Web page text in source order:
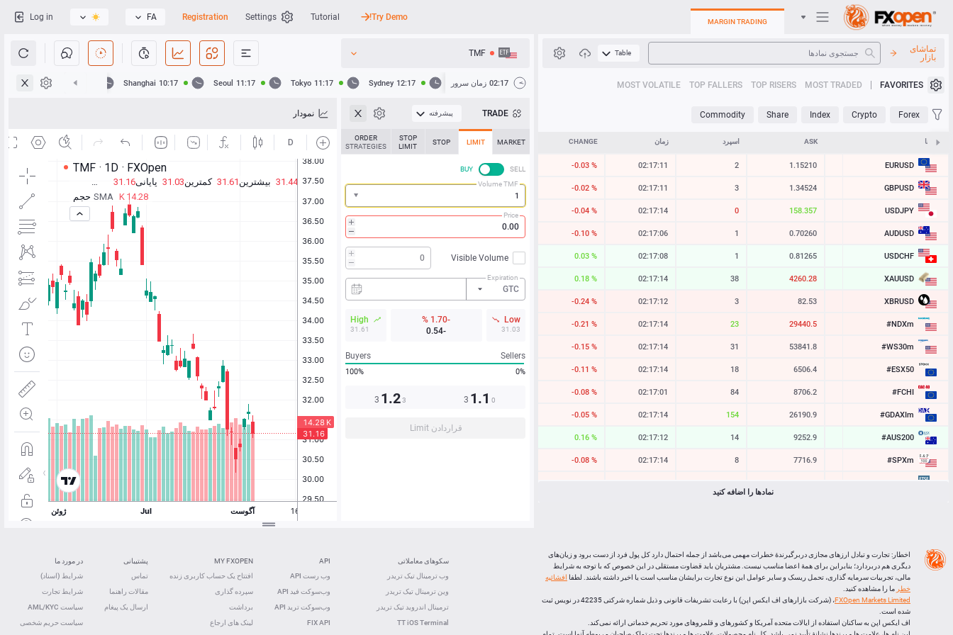
سیستم عامل های تجارت
MARGIN TRADING
Try Demo!
Tutorial
Settings
Registration
FA
Log in
تماشای
بازار
Table
FAVORITES
MOST TRADED
TOP RISERS
TOP FALLERS
MOST VOLATILE
Forex
Crypto
Index
Share
Commodity
نمادها ASK اسپرد زمان CHANGE
EURUSD
1.15208
1.15210
2
02:17:11
-0.03 %
GBPUSD
1.34521
1.34524
3
02:17:11
-0.02 %
USDJPY
158.357
158.357
0
02:17:14
-0.04 %
AUDUSD
0.70259
0.70260
1
02:17:06
-0.10 %
USDCHF
0.81264
0.81265
1
02:17:08
0.03 %
XAUUSD
4259.90
4260.28
38
02:17:14
0.18 %
XBRUSD
82.50
82.53
3
02:17:12
-0.24 %
#NDXm
29438.2
29440.5
23
02:17:14
-0.21 %
#WS30m
53838.7
53841.8
31
02:17:14
-0.15 %
#ESX50
6504.6
6506.4
18
02:17:14
-0.11 %
#FCHI
8697.8
8706.2
84
02:17:01
-0.08 %
#GDAXIm
26175.5
26190.9
154
02:17:14
-0.05 %
#AUS200
9251.5
9252.9
14
02:17:12
0.16 %
#SPXm
7716.1
7716.9
8
02:17:14
-0.08 %
LTCUSD
45.587
45.683
02:17:14
XRPUSD
1.03575
1.03735
160
02:16:46
0.23 %
ETHUSD
1905.164
1905.736
572
02:16:46
0.17 %
نمادها را اضافه کنید
TMF
02:17 زمان سرور 12:17
Sydney
11:17
Tokyo
11:17
Seoul
10:17
Shanghai
10:17
Hong Kong
TRADE پیشرفته
MARKET
LIMIT
STOP
STOP
LIMIT
ORDER
STRATEGIES
SELL
BUY
Volume TMF
Price
Visible Volume
Expiration
GTC
Low
31.03
-1.70 %
-0.54
31.61
Sellers
Buyers
0%
100%
3 1.1 0
3 1.2 3
قراردادن Limit
نمودار
سکوهای معاملاتی
وب ترمینال تیک تریدر
وین ترمینال تیک تریدر
ترمینال اندروید تیک تریدر
TT iOS Terminal
API
وب رست API
وب‌سوکت فید ‌API
وب‌سوکت ترید ‌API
FIX API
MY FXOPEN
افتتاح یک حساب کاربری زنده
سپرده گذاری
برداشت
لینک های ارجاع
پشتیبانی
تماس
مقالات راهنما
ارسال یک پیغام
در مورد ما
شرایط (اسناد)
شرایط تجارت
سیاست AML/KYC
سیاست حریم شخصی
اخطار: تجارت و تبادل ارزهای مجازی دربرگیرندۀ خطرات مهمی می‌باشد از جمله احتمال دارد کل پول فرد از دست برود و زیان‌های
دیگری هم دربردارد؛ بنابراین برای همۀ اعضا مناسب نیست. مشتریان باید قضاوت مستقلی در این خصوص که با توجه به شرایط
مالی، تجربیات سرمایه گذاری، تحمل ریسک و سایر عوامل این نوع تجارت برایشان مناسب است یا اخیر داشته باشند. لطفا افشائیه
خطر ما را مشاهده کنید.
FXOpen Markets Limited
، (شرکت بازارهای اف ایکس اپن) با رعايت تشريفات قانونی و ذیل شماره شرکتی 42235 در نویس ثبت
شده است.
اف ایکس اپن به ساکنان استفاده از ایالات متحده آمریکا و کشورهای و قلمروهای مورد تحریم خدماتی ارائه نمی‌کند.